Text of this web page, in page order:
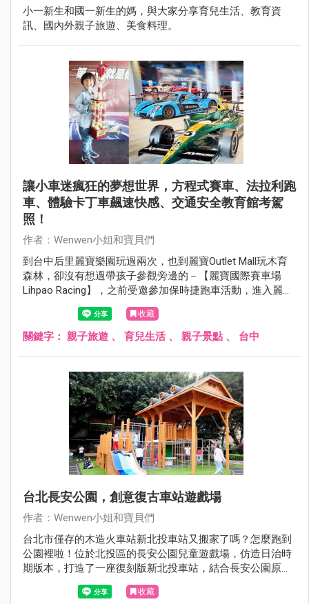
小一新生和國一新生的媽，與大家分享育兒生活、教育資
訊、國內外親子旅遊、美食料理。
讓小車迷瘋狂的夢想世界，方程式賽車、法拉利跑
車、體驗卡丁車飆速快感、交通安全教育館考駕
照！
作者：Wenwen小姐和寶貝們
到台中后里麗寶樂園玩過兩次，也到麗寶Outlet Mall玩木育
森林，卻沒有想過帶孩子參觀旁邊的－【麗寶國際賽車場
Lihpao Racing】，之前受邀參加保時捷跑車活動，進入麗寶
賽車場才發現，這裡有好多帥氣的賽車、跑車、摩托車...而
且是免費參觀耶！
收藏
關鍵字： 親子旅遊 、 育兒生活、 親子景點 、 台中
台北長安公園，創意復古車站遊戲場
作者：Wenwen小姐和寶貝們
台北市僅存的木造火車站新北投車站又搬家了嗎？怎麼跑到
公園裡啦！位於北投區的長安公園兒童遊戲場，仿造日治時
期版本，打造了一座復刻版新北投車站，結合長安公園原有
的磨石溜滑梯及攀爬架～搖身一變成為充滿日式復古風情的
挑戰型溜滑梯~增設小小孩的溜滑梯、以及搖搖馬、吊床、
收藏